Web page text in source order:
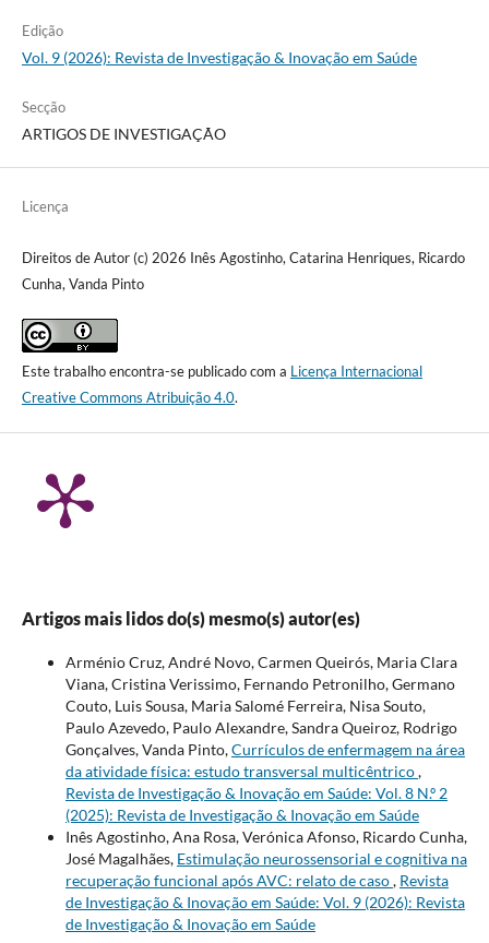
Edição
Vol. 9 (2026): Revista de Investigação & Inovação em Saúde
Secção
ARTIGOS DE INVESTIGAÇÃO
Licença
Direitos de Autor (c) 2026 Inês Agostinho, Catarina Henriques, Ricardo
Cunha, Vanda Pinto
Este trabalho encontra-se publicado com a Licença Internacional
Creative Commons Atribuição 4.0.
Artigos mais lidos do(s) mesmo(s) autor(es)
Arménio Cruz, André Novo, Carmen Queirós, Maria Clara
Viana, Cristina Verissimo, Fernando Petronilho, Germano
Couto, Luis Sousa, Maria Salomé Ferreira, Nisa Souto,
Paulo Azevedo, Paulo Alexandre, Sandra Queiroz, Rodrigo
Gonçalves, Vanda Pinto,Currículos de enfermagem na área
da atividade física: estudo transversal multicêntrico,
Revista de Investigação & Inovação em Saúde: Vol. 8 N.º 2
(2025): Revista de Investigação & Inovação em Saúde
Inês Agostinho, Ana Rosa, Verónica Afonso, Ricardo Cunha,
José Magalhães, Estimulação neurossensorial e cognitiva na
recuperação funcional após AVC: relato de caso, Revista
de Investigação & Inovação em Saúde: Vol. 9 (2026): Revista
de Investigação & Inovação em Saúde